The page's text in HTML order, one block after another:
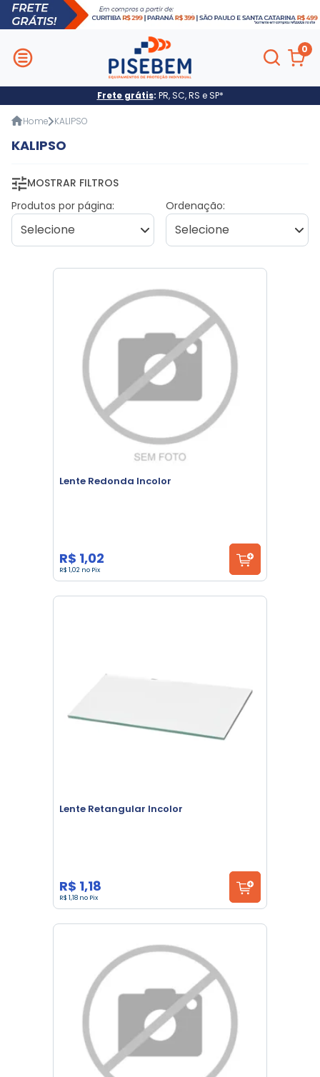
0
Frete grátis: PR, SC, RS e SP*
Home KALIPSO
KALIPSO
MOSTRAR FILTROS
Produtos por página:
Ordenação:
Lente Redonda Incolor
R$ 1,02
R$ 1,02 no Pix
Lente Retangular Incolor
R$ 1,18
R$ 1,18 no Pix